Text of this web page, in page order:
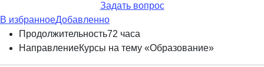
Задать вопрос
В избранноеДобавленно
Продолжительность72 часа
НаправлениеКурсы на тему «Образование»